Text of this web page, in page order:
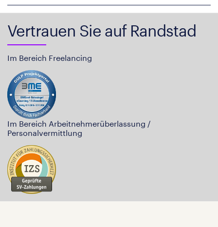
Vertrauen Sie auf Randstad
Im Bereich Freelancing
Im Bereich Arbeitnehmerüberlassung /
Personalvermittlung